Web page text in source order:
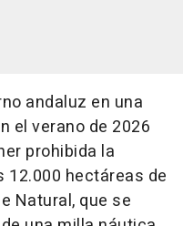
andaluz en una
el verano de 2026
prohibida la
12.000 hectáreas de
Natural, que se